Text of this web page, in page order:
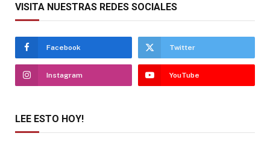
VISITA NUESTRAS REDES SOCIALES
Facebook Twitter
Instagram YouTube
LEE ESTO HOY!